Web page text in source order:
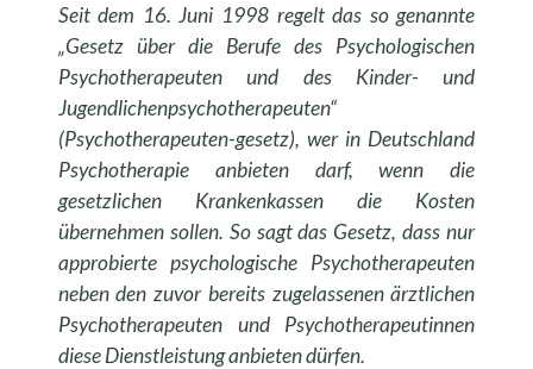
Seit dem 16. Juni 1998 regelt das so genannte
„Gesetz über die Berufe des Psychologischen
Psychotherapeuten und des Kinder- und
Jugendlichenpsychotherapeuten“
(Psychotherapeuten-gesetz), wer in Deutschland
Psychotherapie anbieten darf, wenn die
gesetzlichen Krankenkassen die Kosten
übernehmen sollen. So sagt das Gesetz, dass nur
approbierte psychologische Psychotherapeuten
neben den zuvor bereits zugelassenen ärztlichen
Psychotherapeuten und Psychotherapeutinnen
diese Dienstleistung anbieten dürfen.